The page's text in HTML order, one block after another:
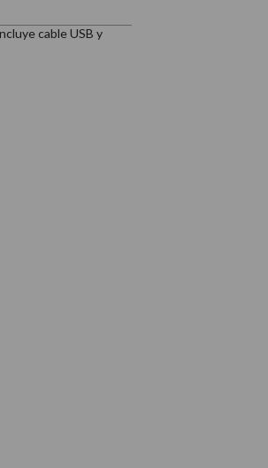
cable USB y